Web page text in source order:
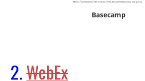
Basecamp
2.WebEx